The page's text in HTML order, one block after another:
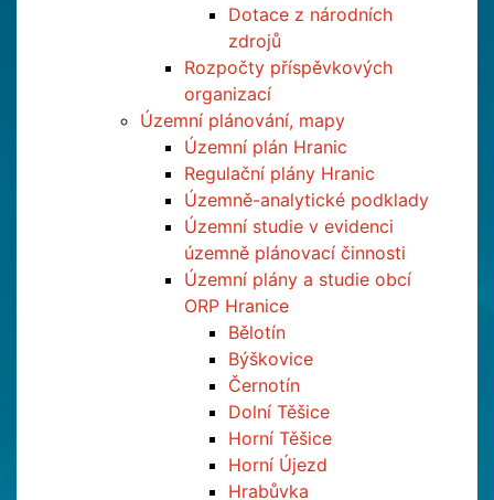
Dotace z národních
zdrojů
Rozpočty příspěvkových
organizací
Územní plánování, mapy
Územní plán Hranic
Regulační plány Hranic
Územně-analytické podklady
Územní studie v evidenci
územně plánovací činnosti
Územní plány a studie obcí
ORP Hranice
Bělotín
Býškovice
Černotín
Dolní Těšice
Horní Těšice
Horní Újezd
Hrabůvka